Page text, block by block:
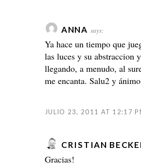
ANNA says:
Ya hace un tiempo que
las luces y su abstraccion y
llegando, a menudo, al
me encanta. Salu2 y
JULIO 23, 2011 AT 12:17
CRISTIAN
Gracias!